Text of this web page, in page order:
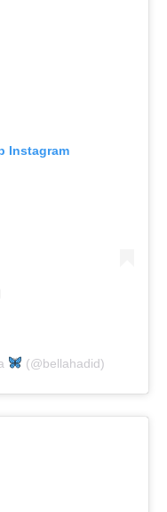
Instagram
(@bellahadid)